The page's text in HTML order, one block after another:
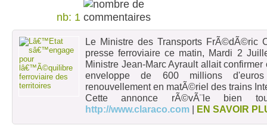
nb: 1
Le Ministre des Transports
presse ferroviaire ce matin, Mardi 2
Ministre Jean-Marc Ayrault allait
enveloppe de 600 millions
renouvellement en matÃ©riel des trains
Cette annonce rÃ©vÃ¨le bien
http://www.claraco.com | EN SAVOIR